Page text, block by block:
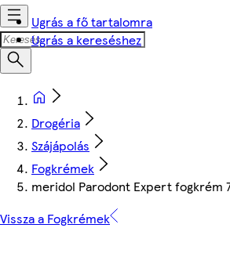
Ugrás a fő tartalomra
Ugrás a kereséshez
Drogéria
Szájápolás
Fogkrémek
meridol Parodont Expert fogkrém
Vissza a Fogkrémek